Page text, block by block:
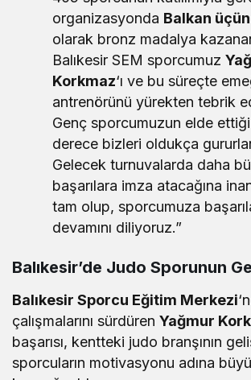
organizasyonda Balkan
olarak bronz madalya
Balıkesir SEM sporcumuz
Korkmaz‘ı ve bu süreçte
antrenörünü yürekten tebrik
Genç sporcumuzun elde
derece bizleri oldukça
Gelecek turnuvalarda daha
başarılara imza atacağına
tam olup, sporcumuza
devamını diliyoruz.”
Balıkesir’de Judo Sporunun
Balıkesir Sporcu Eğitim Merkezi
çalışmalarını sürdürenYağmur
başarısı, kentteki judo branşının
sporcuların motivasyonu adına